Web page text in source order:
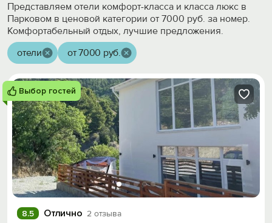
Представляем отели комфорт-класса и класса люкс в
Парковом в ценовой категории от 7000 руб. за номер.
Комфортабельный отдых, лучшие предложения.
отели
от 7000 руб.
Выбор гостей
Отлично 2 отзыва
8.5